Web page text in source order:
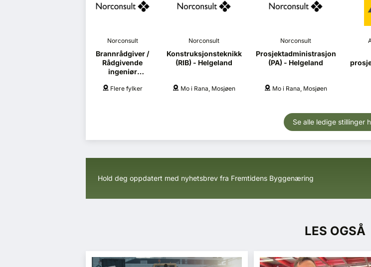
Norconsult
Brannrådgiver /
Rådgivende
ingeniør
(RIBr)
Flere fylker
Norconsult
Konstruksjonsteknikk
(RIB) - Helgeland
Mo i Rana, Mosjøen
Norconsult
Prosjektadministrasjon
(PA) - Helgeland
Mo i Rana, Mosjøen
Se alle ledige stillinger
Hold deg oppdatert med nyhetsbrev fra Fremtidens Byggenæring
LES OGSÅ